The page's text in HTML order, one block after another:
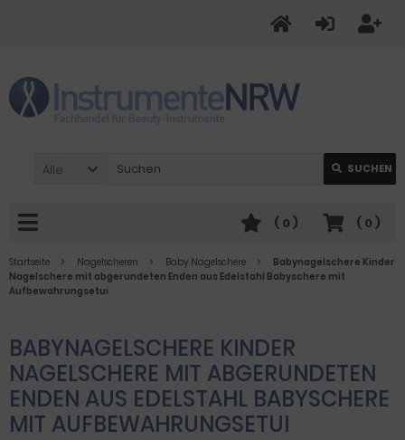
Alle SUCHEN
( 0 )
( 0 )
Startseite Nagelscheren Baby Nagelschere
Babynagelschere Kinder
Nagelschere mit abgerundeten Enden aus Edelstahl Babyschere mit
Aufbewahrungsetui
BABYNAGELSCHERE KINDER
NAGELSCHERE MIT ABGERUNDETEN
ENDEN AUS EDELSTAHL BABYSCHERE
MIT AUFBEWAHRUNGSETUI